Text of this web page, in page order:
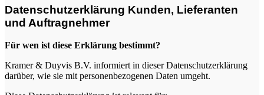
Datenschutzerklärung Kunden, Lieferanten
und Auftragnehmer
Für wen ist diese Erklärung bestimmt?
Kramer & Duyvis B.V. informiert in dieser Datenschutzerklärung
darüber, wie sie mit personenbezogenen Daten umgeht.